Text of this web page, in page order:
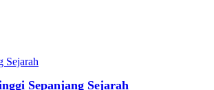
Sepanjang Sejarah